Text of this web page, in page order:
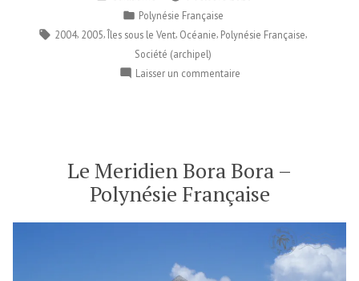
par
Publié
dans
Polynésie Française
Étiquettes :
2004, 2005 ,Îles sous le Vent Océanie Polynésie Française
Société (archipel)
Laisser un commentairesur
Polynésie
Française
Le Meridien Bora Bora –
Polynésie Française